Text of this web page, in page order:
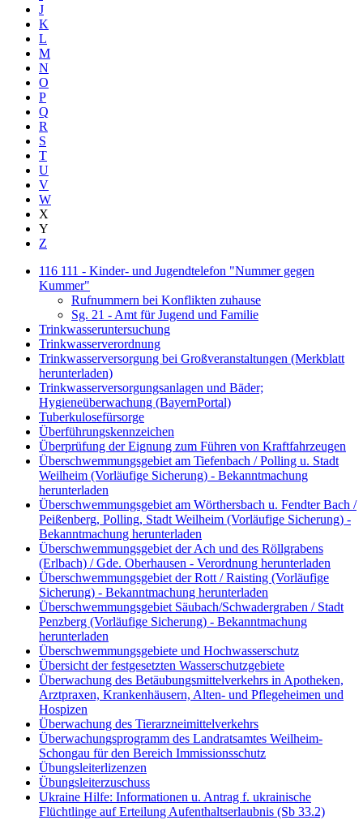
J
K
L
M
N
O
P
Q
R
S
T
U
V
W
X
Y
Z
116 111 - Kinder- und Jugendtelefon "Nummer gegen
Kummer"
Rufnummern bei Konflikten zuhause
Sg. 21 - Amt für Jugend und Familie
Trinkwasseruntersuchung
Trinkwasserverordnung
Trinkwasserversorgung bei Großveranstaltungen (Merkblatt
herunterladen)
Trinkwasserversorgungsanlagen und Bäder;
Hygieneüberwachung (BayernPortal)
Tuberkulosefürsorge
Überführungskennzeichen
Überprüfung der Eignung zum Führen von Kraftfahrzeugen
Überschwemmungsgebiet am Tiefenbach / Polling u. Stadt
Weilheim (Vorläufige Sicherung) - Bekanntmachung
herunterladen
Überschwemmungsgebiet am Wörthersbach u. Fendter Bach /
Peißenberg, Polling, Stadt Weilheim (Vorläufige Sicherung) -
Bekanntmachung herunterladen
Überschwemmungsgebiet der Ach und des Röllgrabens
(Erlbach) / Gde. Oberhausen - Verordnung herunterladen
Überschwemmungsgebiet der Rott / Raisting (Vorläufige
Sicherung) - Bekanntmachung herunterladen
Überschwemmungsgebiet Säubach/Schwadergraben / Stadt
Penzberg (Vorläufige Sicherung) - Bekanntmachung
herunterladen
Überschwemmungsgebiete und Hochwasserschutz
Übersicht der festgesetzten Wasserschutzgebiete
Überwachung des Betäubungsmittelverkehrs in Apotheken,
Arztpraxen, Krankenhäusern, Alten- und Pflegeheimen und
Hospizen
Überwachung des Tierarzneimittelverkehrs
Überwachungsprogramm des Landratsamtes Weilheim-
Schongau für den Bereich Immissionsschutz
Übungsleiterlizenzen
Übungsleiterzuschuss
Ukraine Hilfe: Informationen u. Antrag f. ukrainische
Flüchtlinge auf Erteilung Aufenthaltserlaubnis (Sb 33.2)